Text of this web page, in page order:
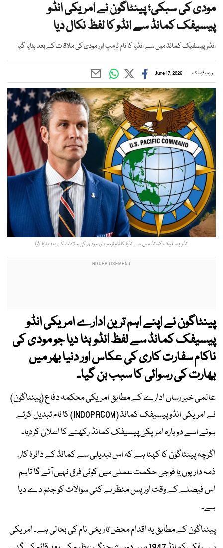
مودی کی سبکی؛ پینٹاگون نے امریکی انڈو
پیسیفک کمانڈ سے انڈو کا لفظ نکال دیا
انڈو پیسفیک کمانڈ میں سے انڈیا کا نام ٹرمپ اور مودی کی ملاقات کے بعد ہٹایا گیا
ویب ڈیسک June 17, 2026
انڈو پیسفیک کمانڈ میں سے انڈیا کا نام ٹرمپ اور مودی کی ملاقات کے بعد ہٹایا گیا
پینٹاگون نے اپنے اہم ترین ادارے امریکی انڈو
پیسیفک کمانڈ سے لفظ انڈو ہٹا دیا جو مودی کی
ناکام سفارت کاری کی عکاس اور دنیا بھر میں
بھارت کی رسوائی کا سبب بن گیا۔
عالمی خبر رساں ادارے کے مطابق امریکی محکمہ دفاع (پینٹاگون)
نے امریکی انڈو پیسیفک کمانڈ (INDOPACOM) کا نام تبدیل کرتے
ہوئے اسے دوبارہ امریکی پیسیفک کمانڈ رکھنے کا اعلان کردیا۔
اگرچہ پینٹاگون کا کہنا ہے کہ اس تبدیلی سے کمانڈ کے دائرۂ کار،
ذمہ داریوں یا فوجی حکمت عملی میں کوئی فرق نہیں آئے گا تاہم
اس فیصلے کے وقت اور پس منظر نے کئی سوالات کو جنم دے دیا
ہے۔
پینٹاگون کے مطابق یہ اقدام محض تاریخی نام کی بحالی ہے۔ امریکی